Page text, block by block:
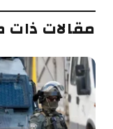
مقالات ذات